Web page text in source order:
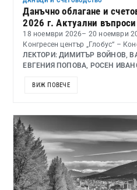
Данъчно облагане и
2026 г. Актуални
18 ноември 2026– 20 ноември
Конгресен център „Глобус“ –
ЛЕКТОРИ: ДИМИТЪР ВОЙНОВ,
ЕВГЕНИЯ ПОПОВА, РОСЕН
ВИЖ ПОВЕЧЕ